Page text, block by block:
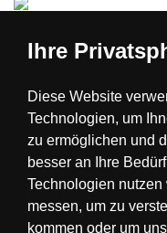
Nederland
Realisation
Ihre
Diese Website
Technologien, um
zu ermöglichen und
besser an Ihre
Technologien
messen, um zu
kommen oder um